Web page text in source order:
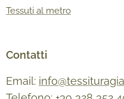
Tessuti al metro
Contatti
Email: